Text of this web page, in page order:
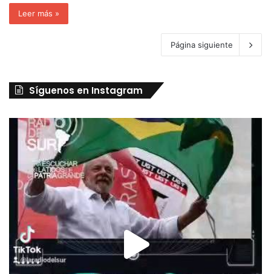
Leer más »
Página siguiente
Síguenos en Instagram